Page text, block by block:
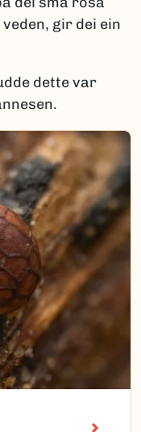
gir dei ein
dette var